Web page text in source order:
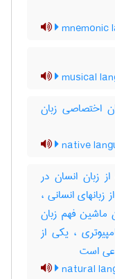
mnemonic
musical
اختصاصی زبان
native
زبان انسان در
انسانی ،
ماشین فهم زبان
، یکی از
است
natural